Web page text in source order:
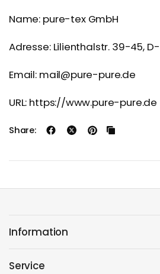
Name: pure-tex GmbH
Adresse: Lilienthalstr. 39-45,
Email: mail@pure-pure.de
URL: https://www.pure-pure.de
Share:
Information
Service